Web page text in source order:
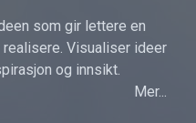
som gir lettere en
Visualiser ideer
og innsikt.
Mer...